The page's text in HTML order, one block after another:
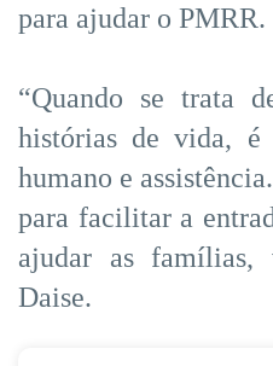
para ajudar o PMRR.
“Quando se trata
histórias de vida, é
humano e
para facilitar a
ajudar as famílias,
Daise.